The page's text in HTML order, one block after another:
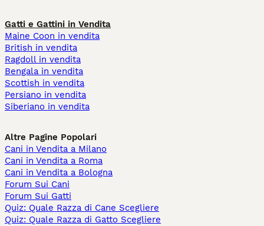
Gatti e Gattini in Vendita
Maine Coon in vendita
British in vendita
Ragdoll in vendita
Bengala in vendita
Scottish in vendita
Persiano in vendita
Siberiano in vendita
Altre Pagine Popolari
Cani in Vendita a Milano
Cani in Vendita a Roma
Cani in Vendita a Bologna
Forum Sui Cani
Forum Sui Gatti
Quiz: Quale Razza di Cane Scegliere
Quiz: Quale Razza di Gatto Scegliere